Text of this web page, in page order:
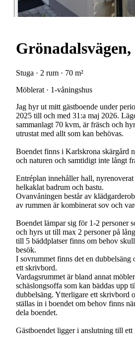
Stuga · 2 rum · 70 m²
Möblerat · 1-våningshus
Jag hyr ut mitt gästboende under
2025 till och med 31:a maj 2026.
sammanlagt 70 kvm, är fräsch och
utrustat med allt som kan behövas.
Boendet finns i Karlskrona skärgård
och naturen och samtidigt inte långt
Entréplan innehåller hall,
helkaklat badrum och bastu.
Ovanvåningen består av
av rummen är kombinerat sov och
Boendet lämpar sig för 1-2 personer
och hyrs ut till max 2 personer på
till 5 bäddplatser finns om behov
besök.
I sovrummet finns det en dubbelsäng
ett skrivbord.
Vardagsrummet är bland annat
schäslongsoffa som kan bäddas upp
dubbelsäng. Ytterligare ett skrivbord
ställas in i boendet om behov finns
dela boendet.
Gästboendet ligger i anslutning till ett